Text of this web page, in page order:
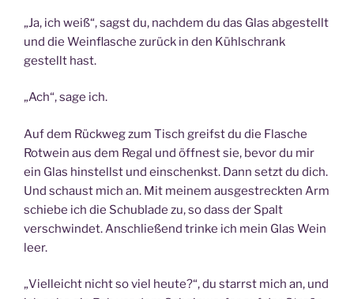
„Ja, ich weiß“, sagst du, nachdem du das Glas abgestellt
und die Weinflasche zurück in den Kühlschrank
gestellt hast.
„Ach“, sage ich.
Auf dem Rückweg zum Tisch greifst du die Flasche
Rotwein aus dem Regal und öffnest sie, bevor du mir
ein Glas hinstellst und einschenkst. Dann setzt du dich.
Und schaust mich an. Mit meinem ausgestreckten Arm
schiebe ich die Schublade zu, so dass der Spalt
verschwindet. Anschließend trinke ich mein Glas Wein
leer.
„Vielleicht nicht so viel heute?“, du starrst mich an, und